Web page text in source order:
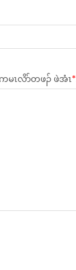
မၤလိာ်တဖၣ် ဖဲအံၤ*